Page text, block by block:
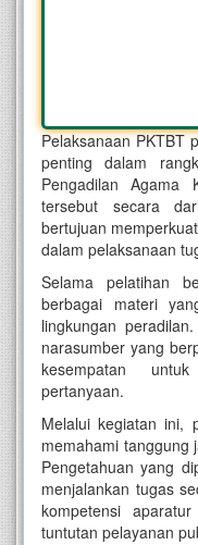
Pelaksanaan PKTBT
penting dalam
Pengadilan Agama
tersebut secara
bertujuan
dalam pelaksanaan
Selama pelatihan
berbagai materi
lingkungan
narasumber yang
kesempatan
pertanyaan.
Melalui kegiatan ini,
memahami tanggung
Pengetahuan yang
menjalankan tugas
kompetensi
tuntutan pelayanan